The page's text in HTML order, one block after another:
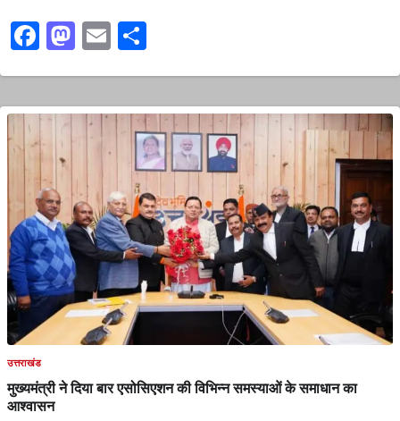
Facebook
Mastodon
Email
उत्तराखंड
मुख्यमंत्री ने दिया बार एसोसिएशन की विभिन्न समस्याओं के समाधान का
आश्वासन